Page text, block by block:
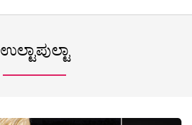
ಉಲ್ಟಾಪುಲ್ಟಾ